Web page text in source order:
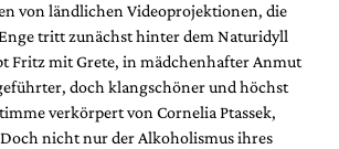
von ländlichen Videoprojektionen, die
tritt zunächst hinter dem Naturidyll
Fritz mit Grete, in mädchenhafter Anmut
doch klangschöner und höchst
verkörpert von Cornelia Ptassek,
Doch nicht nur der Alkoholismus ihres